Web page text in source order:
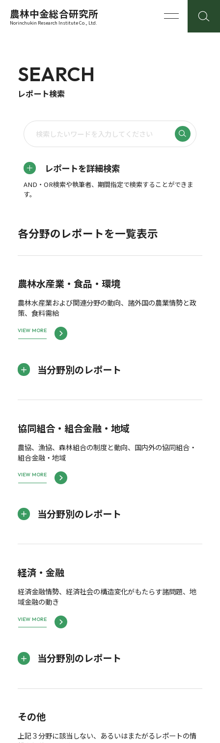
農林中金総合研究所
Norinchukin Research Institute Co., Ltd.
SEARCH
レポート検索
レポートを詳細検索
AND・OR検索や執筆者、期間指定で検索することができま
す。
各分野のレポートを一覧表示
農林水産業・食品・環境
農林水産業および関連分野の動向、諸外国の農業情勢と政
策、食料需給
VIEW MORE
当分野別のレポート
協同組合・組合金融・地域
農協、漁協、森林組合の制度と動向、国内外の協同組合・
組合金融・地域
VIEW MORE
当分野別のレポート
経済・金融
経済金融情勢、経済社会の構造変化がもたらす諸問題、地
域金融の動き
VIEW MORE
当分野別のレポート
その他
上記３分野に該当しない、あるいはまたがるレポートの情